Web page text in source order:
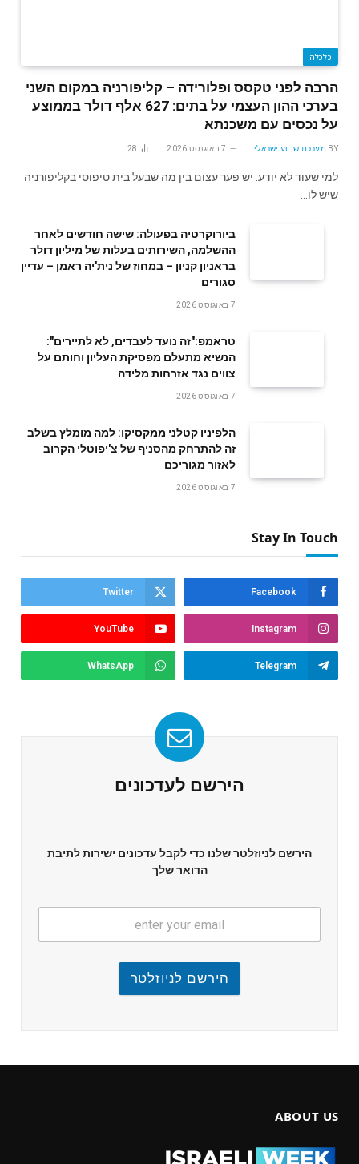
כלכלה
הרבה לפני טקסס ופלורידה – קליפורניה במקום השני
בערכי ההון העצמי על בתים: 627 אלף דולר בממוצע
על נכסים עם משכנתא
BY מערכת שבוע ישראלי 7 באוגוסט 2026 28
למי שעוד לא יודע: יש פער עצום בין מה שבעל בית טיפוסי בקליפורניה
שיש לו…
ביורוקרטיה בפעולה: שישה חודשים לאחר
ההשלמה, השירותים בעלות של מיליון דולר
בראניון קניון – במחוז של נית'יה ראמן – עדיין
סגורים
7 באוגוסט 2026
טראמפ:"זה נועד לעבדים, לא לתיירים":
הנשיא מתעלם מפסיקת העליון וחותם על
צווים נגד אזרחות מלידה
7 באוגוסט 2026
הלפיניו קטלני ממקסיקו: למה מומלץ בשלב
זה להתרחק מהסניף של צ'יפוטלי הקרוב
לאזור מגוריכם
7 באוגוסט 2026
Stay In Touch
Facebook
Twitter
Instagram
YouTube
Telegram
WhatsApp
הירשם לעדכונים
הירשם לניוזלטר שלנו כדי לקבל עדכונים ישירות לתיבת
הדואר שלך
הירשם לניוזלטר
ABOUT US